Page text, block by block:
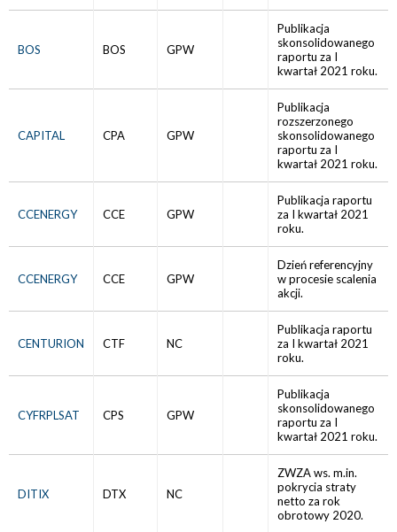
BOS BOS GPW
Publikacja
skonsolidowanego
raportu za I
kwartał 2021 roku.
CAPITAL CPA GPW
Publikacja
rozszerzonego
skonsolidowanego
raportu za I
kwartał 2021 roku.
CCENERGY CCE GPW
Publikacja raportu
za I kwartał 2021
roku.
CCENERGY CCE GPW
Dzień referencyjny
w procesie scalenia
akcji.
CENTURION CTF NC
Publikacja raportu
za I kwartał 2021
roku.
CYFRPLSAT CPS GPW
Publikacja
skonsolidowanego
raportu za I
kwartał 2021 roku.
DITIX DTX NC
ZWZA ws. m.in.
pokrycia straty
netto za rok
obrotowy 2020.